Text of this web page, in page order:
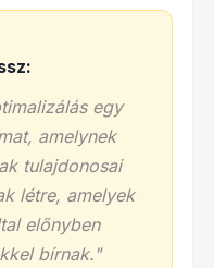
egy
amelynek
tulajdonosai
létre, amelyek
előnyben
bírnak."